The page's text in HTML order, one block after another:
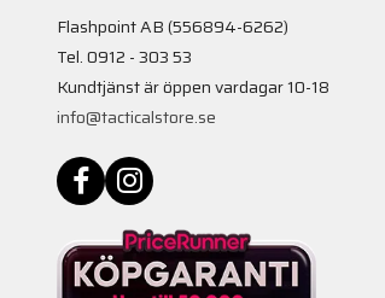
Flashpoint AB (556894-6262)
Tel. 0912 - 303 53
Kundtjänst är öppen vardagar 10-18
info@tacticalstore.se